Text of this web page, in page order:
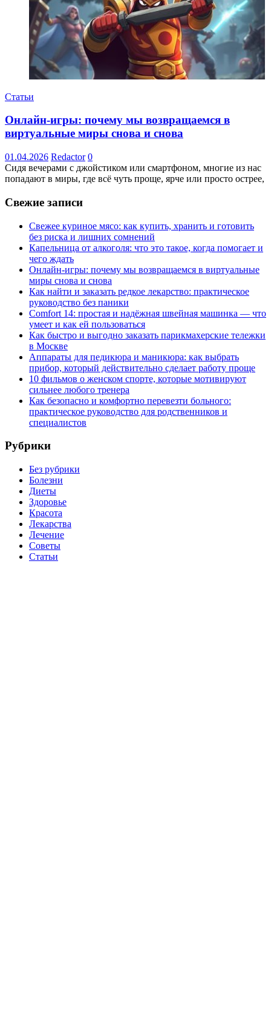
Статьи
Онлайн-игры: почему мы возвращаемся в
виртуальные миры снова и снова
01.04.2026 Redactor 0
Сидя вечерами с джойстиком или смартфоном, многие из нас
попадают в миры, где всё чуть проще, ярче или просто острее,
Свежие записи
Свежее куриное мясо: как купить, хранить и готовить
без риска и лишних сомнений
Капельница от алкоголя: что это такое, когда помогает и
чего ждать
Онлайн-игры: почему мы возвращаемся в виртуальные
миры снова и снова
Как найти и заказать редкое лекарство: практическое
руководство без паники
Comfort 14: простая и надёжная швейная машинка — что
умеет и как ей пользоваться
Как быстро и выгодно заказать парикмахерские тележки
в Москве
Аппараты для педикюра и маникюра: как выбрать
прибор, который действительно сделает работу проще
10 фильмов о женском спорте, которые мотивируют
сильнее любого тренера
Как безопасно и комфортно перевезти больного:
практическое руководство для родственников и
специалистов
Рубрики
Без рубрики
Болезни
Диеты
Здоровье
Красота
Лекарства
Лечение
Советы
Статьи